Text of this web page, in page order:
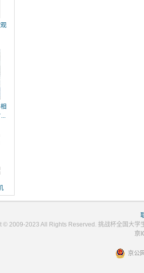
© 2009-2023 All Rights Reserved. 挑战杯全国大学
京
京公